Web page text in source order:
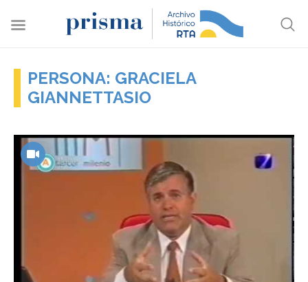
PERSONA: GRACIELA
GIANNETTASIO